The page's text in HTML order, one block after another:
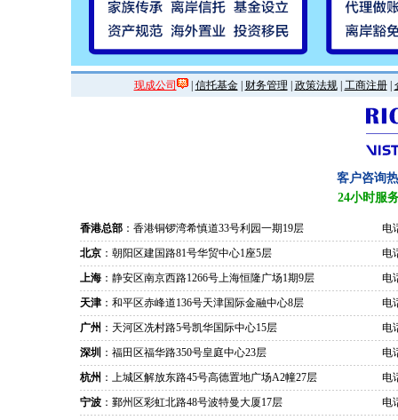
现成公司 | 信托基金| 财务管理 政策法规| 工商注册|
客户咨询
24小时服
香港总部 ：香港铜锣湾希慎道33号利园一期19层
电
北京 ：朝阳区建国路81号华贸中心1座5层
电
上海 ：静安区南京西路1266号上海恒隆广场1期9层
电
天津 ：和平区赤峰道136号天津国际金融中心8层
电
广州 ：天河区冼村路5号凯华国际中心15层
电
深圳 ：福田区福华路350号皇庭中心23层
电
杭州 ：上城区解放东路45号高德置地广场A2幢27层
电
宁波 ：鄞州区彩虹北路48号波特曼大厦17层
电